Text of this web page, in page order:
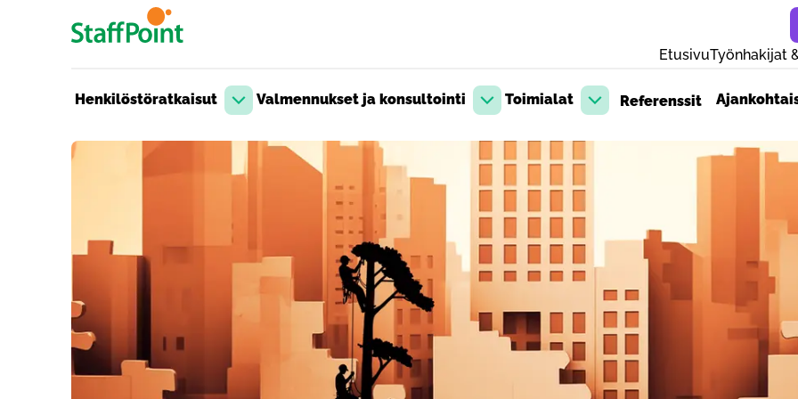
Hyppää pääsisältöön
EtusivuTyönhakijat
Henkilöstöratkaisut
Avaa pudotusvalikko
Valmennukset ja konsultointi
Avaa pudotusvalikko
Toimialat
Avaa pudotusvalikko
Referenssit